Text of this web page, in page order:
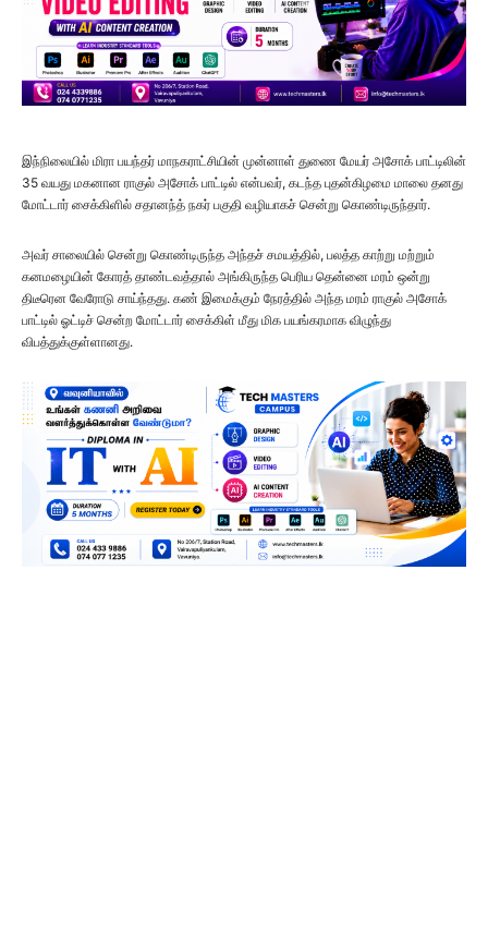
இந்நிலையில் மிரா பயந்தர் மாநகராட்சியின் முன்னாள் துணை மேயர் அசோக் பாட்டிலின்
35 வயது மகனான ராகுல் அசோக் பாட்டில் என்பவர், கடந்த புதன்கிழமை மாலை தனது
மோட்டார் சைக்கிளில் சதானந்த் நகர் பகுதி வழியாகச் சென்று கொண்டிருந்தார்.
அவர் சாலையில் சென்று கொண்டிருந்த அந்தச் சமயத்தில், பலத்த காற்று மற்றும்
கனமழையின் கோரத் தாண்டவத்தால் அங்கிருந்த பெரிய தென்னை மரம் ஒன்று
திடீரென வேரோடு சாய்ந்தது. கண் இமைக்கும் நேரத்தில் அந்த மரம் ராகுல் அசோக்
பாட்டில் ஓட்டிச் சென்ற மோட்டார் சைக்கிள் மீது மிக பயங்கரமாக விழுந்து
விபத்துக்குள்ளானது.